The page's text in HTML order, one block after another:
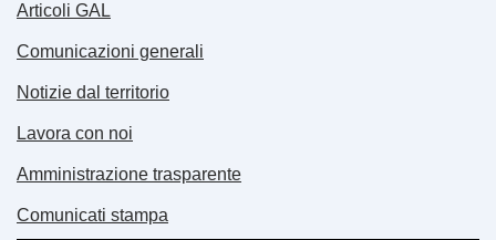
Articoli GAL
Comunicazioni generali
Notizie dal territorio
Lavora con noi
Amministrazione trasparente
Comunicati stampa